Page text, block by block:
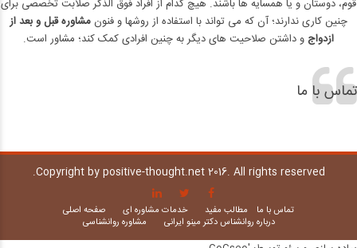
قوم، دوستان و یا همسایه ها باشند. هیچ کدام از افراد فوق الذکر صلابت تخصصی برای
چنین کاری ندارند؛ آن که می تواند با استفاده از روشها و فنونمشاوره قبل و بعد از
ازدواج و داشتن صلاحیت های دیگر به چنین افرادی کمک کند؛ مشاور است.
تماس با ما
Copyright by positive-thought.net 2016. All rights reserved.
تماس با ما مطالب مفید خدمات مشاوره ای
صفحه اصلی
درباره روانشناس دکتر مینو ایرانی
مشاوره روانشناسی